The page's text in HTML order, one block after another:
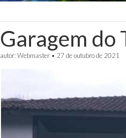
Garagem do
autor:Webmaster • 27 de outubro de 2021